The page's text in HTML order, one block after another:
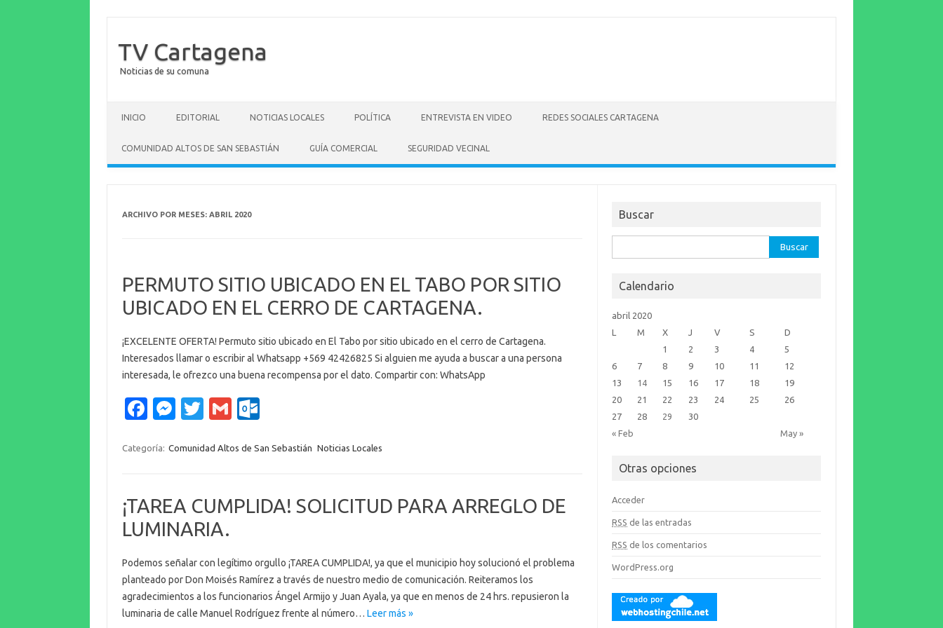
TV Cartagena
Noticias de su comuna
INICIO EDITORIAL NOTICIAS LOCALES POLÍTICA ENTREVISTA EN VIDEO REDES SOCIALES CARTAGENA
COMUNIDAD ALTOS DE SAN SEBASTIÁN GUÍA COMERCIAL SEGURIDAD VECINAL
ARCHIVO POR MESES: ABRIL 2020
PERMUTO SITIO UBICADO EN EL TABO POR SITIO
UBICADO EN EL CERRO DE CARTAGENA.
¡EXCELENTE OFERTA! Permuto sitio ubicado en El Tabo por sitio ubicado en el cerro de Cartagena.
Interesados llamar o escribir al Whatsapp +569 42426825 Si alguien me ayuda a buscar a una persona
interesada, le ofrezco una buena recompensa por el dato. Compartir con: WhatsApp
Fa
e
o
o
k
M
se
g
er
T
it
r
G
ail lo
k.
c
m
Categoría: Comunidad Altos de San Sebastián Noticias Locales
¡TAREA CUMPLIDA! SOLICITUD PARA ARREGLO DE
LUMINARIA.
Podemos señalar con legítimo orgullo ¡TAREA CUMPLIDA!, ya que el municipio hoy solucionó el problema
planteado por Don Moisés Ramírez a través de nuestro medio de comunicación. Reiteramos los
agradecimientos a los funcionarios Ángel Armijo y Juan Ayala, ya que en menos de 24 hrs. repusieron la
luminaria de calle Manuel Rodríguez frente al número… Leer más »
Buscar
Calendario
abril 2020
L
M X J V S D
« Feb May »
1 2 3 4
5
6
7 8 9 10 11
12
13
14 15 16 17 18
19
20
21 22 23 24 25
26
27
28 29 30
Otras opciones
Acceder
RSS de las entradas
RSS de los comentarios
WordPress.org